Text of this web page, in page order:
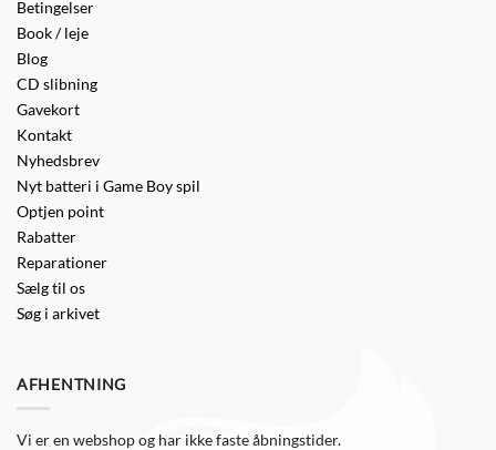
Betingelser
Book / leje
Blog
CD slibning
Gavekort
Kontakt
Nyhedsbrev
Nyt batteri i Game Boy spil
Optjen point
Rabatter
Reparationer
Sælg til os
Søg i arkivet
AFHENTNING
Vi er en webshop og har ikke faste åbningstider.